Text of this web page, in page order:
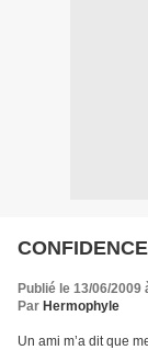
Publié le 13/06/2009
Par Hermophyle
Un ami m’a dit que